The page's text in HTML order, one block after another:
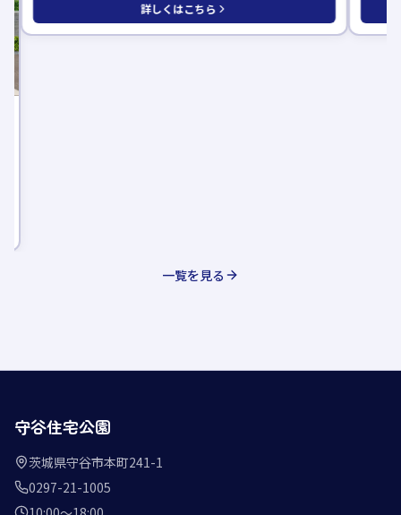
詳しくはこちら
一覧を見る
守谷住宅公園
茨城県守谷市本町241-1
0297-21-1005